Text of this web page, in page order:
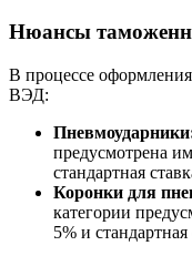
Нюансы
В процессе
ВЭД:
предусмотрена
стандартная
Коронки для
категории
5% и